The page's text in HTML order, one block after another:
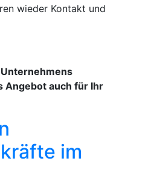
wieder Kontakt und
Angebot auch für Ihr
im